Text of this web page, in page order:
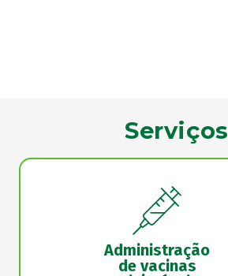
Serviços
Administração
de vacinas